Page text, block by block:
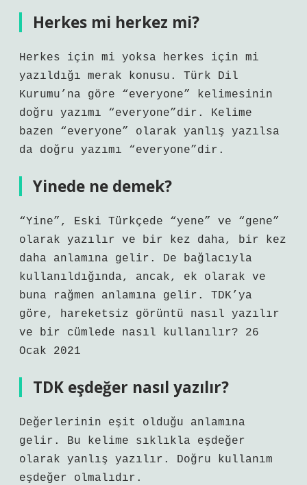
Herkes mi herkez mi?
Herkes için mi yoksa herkes için mi
yazıldığı merak konusu. Türk Dil
Kurumu’na göre “everyone” kelimesinin
doğru yazımı “everyone”dir. Kelime
bazen “everyone” olarak yanlış yazılsa
da doğru yazımı “everyone”dir.
Yinede ne demek?
“Yine”, Eski Türkçede “yene” ve “gene”
olarak yazılır ve bir kez daha, bir kez
daha anlamına gelir. De bağlacıyla
kullanıldığında, ancak, ek olarak ve
buna rağmen anlamına gelir. TDK’ya
göre, hareketsiz görüntü nasıl yazılır
ve bir cümlede nasıl kullanılır? 26
Ocak 2021
TDK eşdeğer nasıl yazılır?
Değerlerinin eşit olduğu anlamına
gelir. Bu kelime sıklıkla eşdeğer
olarak yanlış yazılır. Doğru kullanım
eşdeğer olmalıdır.